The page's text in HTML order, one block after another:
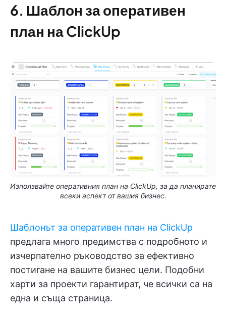
6. Шаблон за оперативен
план на ClickUp
Използвайте оперативния план на ClickUp, за да планирате
всеки аспект от вашия бизнес.
Шаблонът за оперативен план на ClickUp
предлага много предимства с подробното и
изчерпателно ръководство за ефективно
постигане на вашите бизнес цели. Подобни
харти за проекти гарантират, че всички са на
една и съща страница.